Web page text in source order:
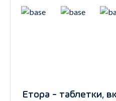
Етора - таблетки,